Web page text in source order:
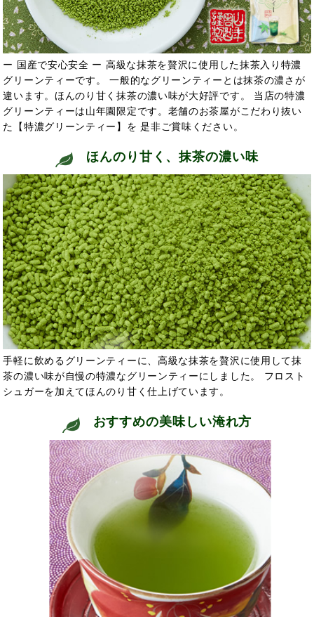
ー 国産で安心安全 ー 高級な抹茶を贅沢に使用した抹茶入り特濃
グリーンティーです。 一般的なグリーンティーとは抹茶の濃さが
違います。ほんのり甘く抹茶の濃い味が大好評です。 当店の特濃
グリーンティーは山年園限定です。老舗のお茶屋がこだわり抜い
た【特濃グリーンティー】を 是非ご賞味ください。
ほんのり甘く、抹茶の濃い味
手軽に飲めるグリーンティーに、高級な抹茶を贅沢に使用して抹
茶の濃い味が自慢の特濃なグリーンティーにしました。 フロスト
シュガーを加えてほんのり甘く仕上げています。
おすすめの美味しい淹れ方